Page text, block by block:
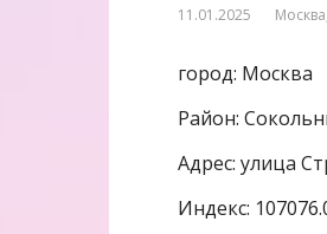
11.01.2025 Москва
город: Москва
Район:
Адрес: улица
Индекс: